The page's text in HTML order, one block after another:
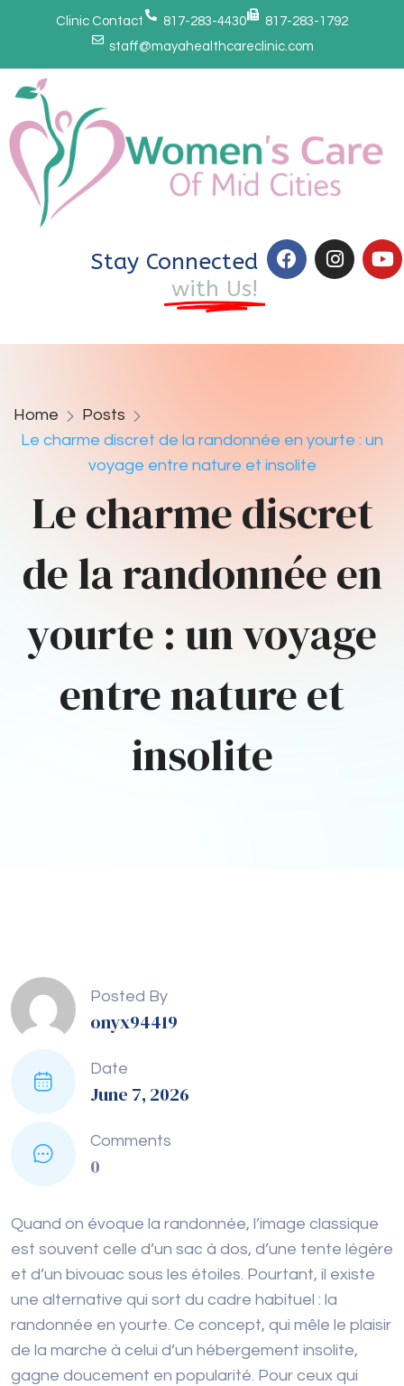
Clinic Contact 817-283-4430
817-283-1792
staff@mayahealthcareclinic.com
Stay Connected
with Us!
Home
Posts
Le charme discret de la randonnée en yourte : un
voyage entre nature et insolite
Le charme discret
de la randonnée en
yourte : un voyage
entre nature et
insolite
Posted By
onyx94419
Date
June 7, 2026
Comments
0
Quand on évoque la randonnée, l’image classique
est souvent celle d’un sac à dos, d’une tente légère
et d’un bivouac sous les étoiles. Pourtant, il existe
une alternative qui sort du cadre habituel : la
randonnée en yourte. Ce concept, qui mêle le plaisir
de la marche à celui d’un hébergement insolite,
gagne doucement en popularité. Pour ceux qui